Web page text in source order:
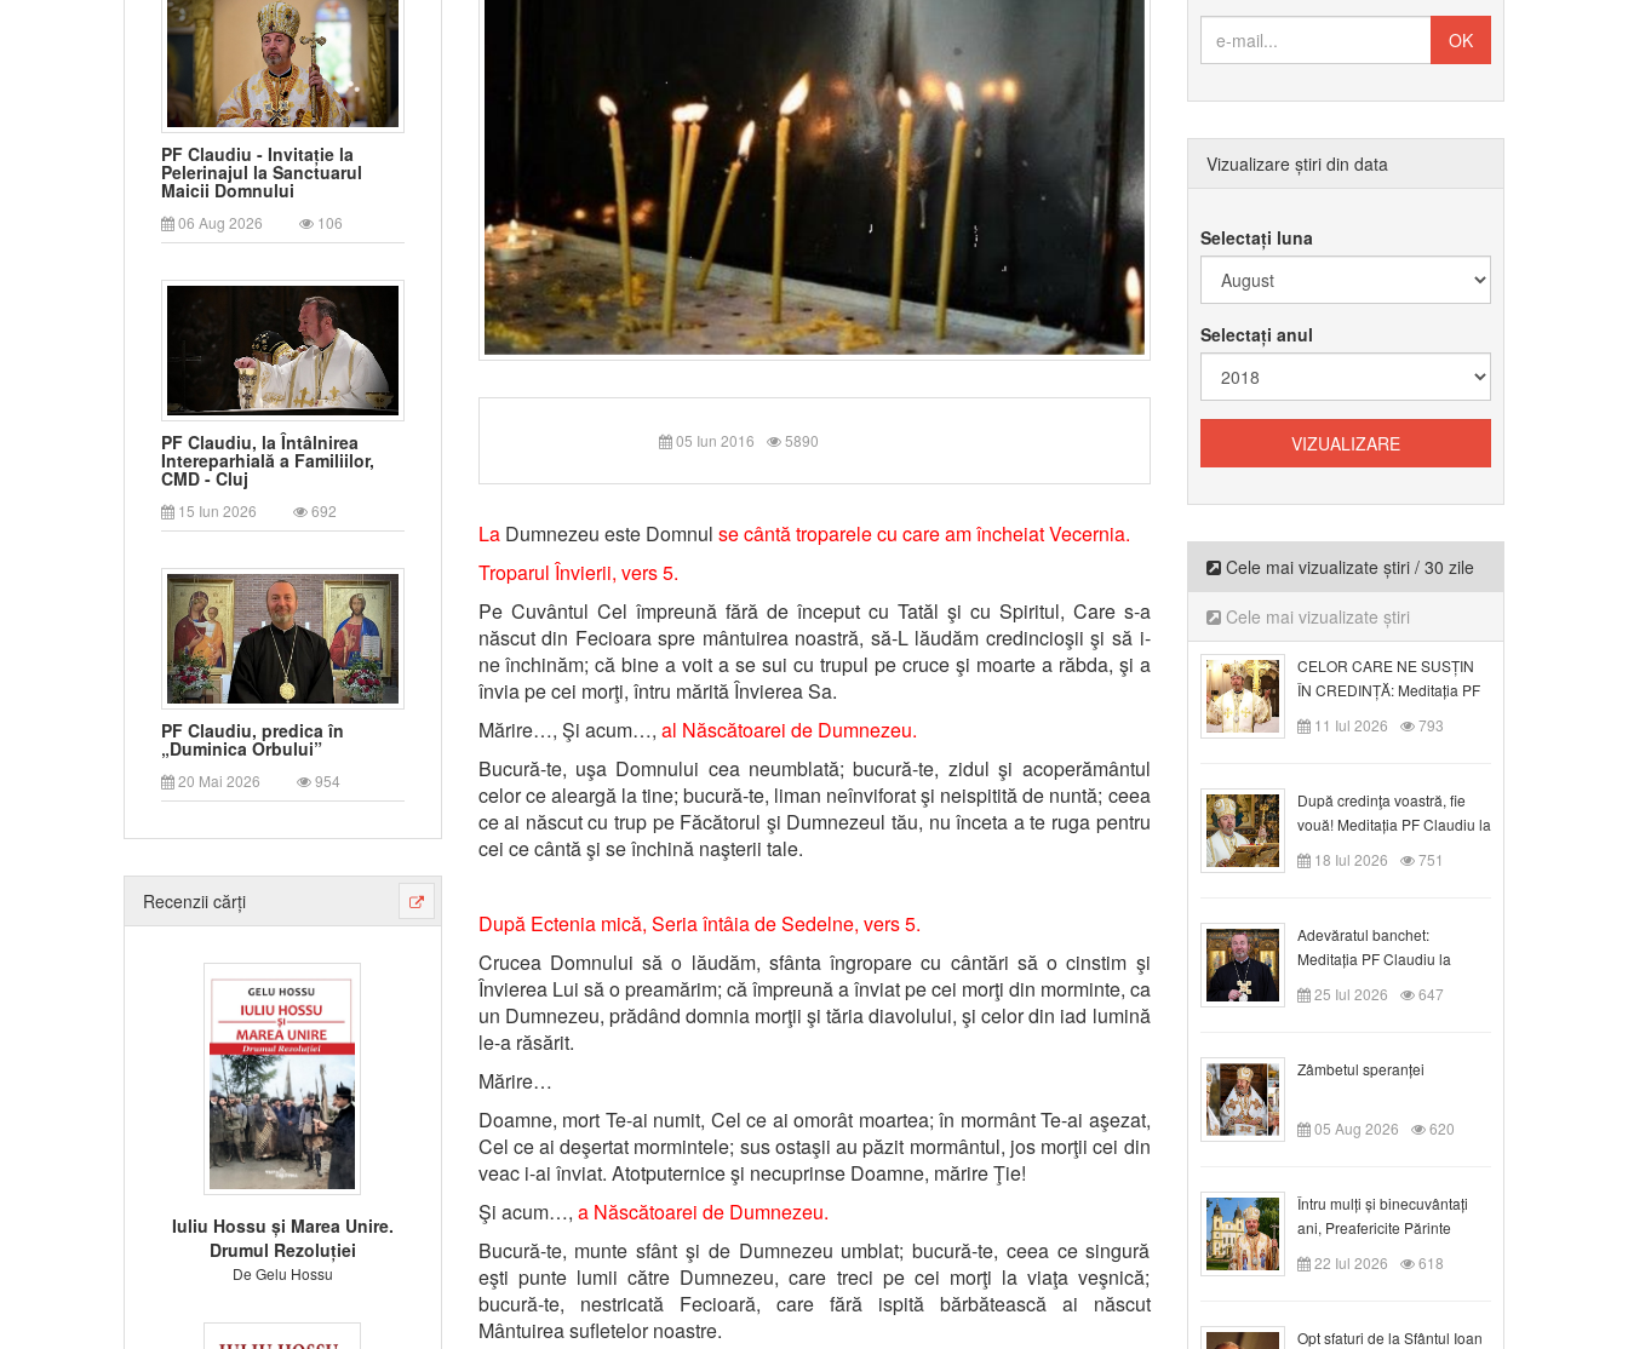
PF Claudiu - Invitație la
Pelerinajul la Sanctuarul
Maicii Domnului
06 Aug 2026 106
PF Claudiu, la Întâlnirea
Intereparhială a Familiilor,
CMD - Cluj
15 Iun 2026 692
PF Claudiu, predica în
„Duminica Orbului”
20 Mai 2026 954
Recenzii cărți
Iuliu Hossu și Marea Unire.
Drumul Rezoluției
De Gelu Hossu
05 Iun 2016 5890
La Dumnezeu este Domnul se cântă troparele cu care am încheiat Vecernia.
Troparul Învierii, vers 5.
Pe Cuvântul Cel împreună fără de început cu Tatăl şi cu Spiritul, Care s-a
născut din Fecioara spre mântuirea noastră, să-L lăudăm credincioşii şi să i-
ne închinăm; că bine a voit a se sui cu trupul pe cruce şi moarte a răbda, şi a
învia pe cei morţi, întru mărită Învierea Sa.
Mărire…, Şi acum…, al Născătoarei de Dumnezeu.
Bucură-te, uşa Domnului cea neumblată; bucură-te, zidul şi acoperământul
celor ce aleargă la tine; bucură-te, liman neînviforat şi neispitită de nuntă; ceea
ce ai născut cu trup pe Făcătorul şi Dumnezeul tău, nu înceta a te ruga pentru
cei ce cântă şi se închină naşterii tale.
După Ectenia mică, Seria întâia de Sedelne, vers 5.
Crucea Domnului să o lăudăm, sfânta îngropare cu cântări să o cinstim şi
Învierea Lui să o preamărim; că împreună a înviat pe cei morţi din morminte, ca
un Dumnezeu, prădând domnia morţii şi tăria diavolului, şi celor din iad lumină
le-a răsărit.
Mărire…
Doamne, mort Te-ai numit, Cel ce ai omorât moartea; în mormânt Te-ai aşezat,
Cel ce ai deşertat mormintele; sus ostaşii au păzit mormântul, jos morţii cei din
veac i-ai înviat. Atotputernice şi necuprinse Doamne, mărire Ţie!
Şi acum…, a Născătoarei de Dumnezeu.
Bucură-te, munte sfânt şi de Dumnezeu umblat; bucură-te, ceea ce singură
eşti punte lumii către Dumnezeu, care treci pe cei morţi la viaţa veşnică;
bucură-te, nestricată Fecioară, care fără ispită bărbătească ai născut
Mântuirea sufletelor noastre.
Vizualizare știri din data
Selectați luna
Selectați anul
Cele mai vizualizate știri / 30 zile
Cele mai vizualizate știri
CELOR CARE NE SUSȚIN
ÎN CREDINȚĂ: Meditația PF
Claudiu la Duminica a VI-a
după Rusalii
11 Iul 2026 793
După credinţa voastră, fie
vouă! Meditația PF Claudiu la
duminica a VII-a după Rusalii
18 Iul 2026 751
Adevăratul banchet:
Meditația PF Claudiu la
Duminica a VIII-a după
Rusalii
25 Iul 2026 647
Zâmbetul speranței
05 Aug 2026 620
Întru mulți și binecuvântați
ani, Preafericite Părinte
Claudiu!
22 Iul 2026 618
Opt sfaturi de la Sfântul Ioan